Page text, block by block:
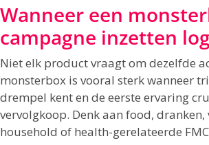
Wanneer een
campagne inzetten
Niet elk product vraagt om dezelfde
monsterbox is vooral sterk wanneer
drempel kent en de eerste ervaring
vervolgkoop. Denk aan food, dranken,
household of health-gerelateerde